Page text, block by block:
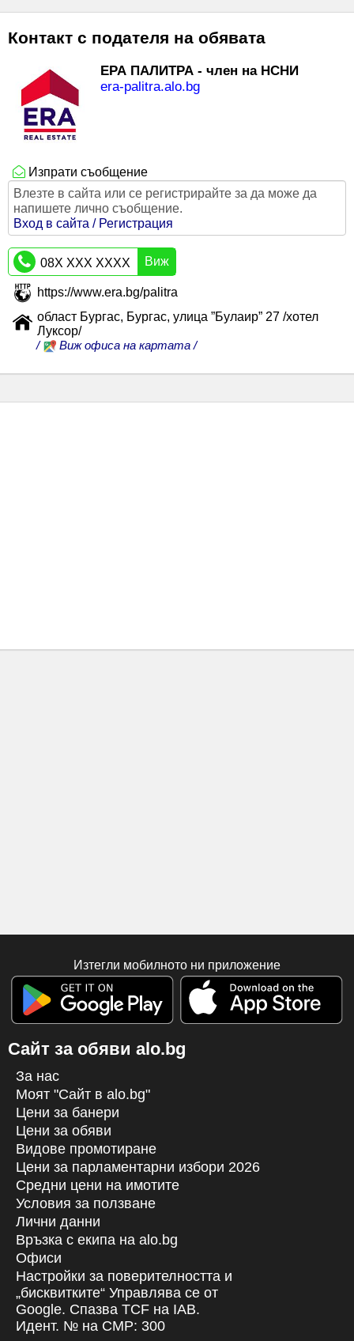
Контакт с подателя на обявата
ЕРА ПАЛИТРА - член на НСНИ
era-palitra.alo.bg
Изпрати съобщение
Влезте в сайта или се регистрирайте за да може да
напишете лично съобщение.
Вход в сайта / Регистрация
08X XXX XXXX Виж
https://www.era.bg/palitra
област Бургас, Бургас, улица ”Булаир” 27 /хотел
Луксор/
/
Виж офиса на картата /
Изтегли мобилното ни приложение
Сайт за обяви alo.bg
За нас
Моят "Сайт в alo.bg"
Цени за банери
Цени за обяви
Видове промотиране
Цени за парламентарни избори 2026
Средни цени на имотите
Условия за ползване
Лични данни
Връзка с екипa на alo.bg
Офиси
Настройки за поверителността и
„бисквитките“ Управлява се от
Google. Спазва TCF на IAB.
Идент. № на CMP: 300